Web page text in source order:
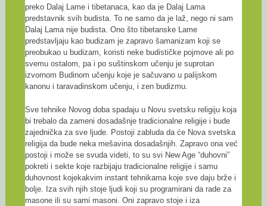
preko Dalaj Lame i tibetanaca, kao da je Dalaj Lama
predstavnik svih budista. To ne samo da je laž, nego ni sam
Dalaj Lama nije budista. Ono što tibetanske Lame
predstavljaju kao budizam je zapravo šamanizam koji se
preobukao u budizam, koristi neke budističke pojmove ali po
svemu ostalom, pa i po suštinskom učenju je suprotan
izvornom Budinom učenju koje je sačuvano u palijskom
kanonu i taravadinskom učenju, i zen budizmu.
Sve tehnike Novog doba spadaju u Novu svetsku religiju koja
bi trebalo da zameni dosadašnje tradicionalne religije i bude
zajednička za sve ljude. Postoji zabluda da će Nova svetska
religija da bude neka mešavina dosadašnjih. Zapravo ona već
postoji i može se svuda videti, to su svi New Age “duhovni”
pokreti i sekte koje razbijaju tradicionalne religije i samu
duhovnost kojekakvim instant tehnikama koje sve daju brže i
bolje. Iza svih njih stoje ljudi koji su programirani da rade za
masone ili su sami masoni. Oni zapravo stoje i iza